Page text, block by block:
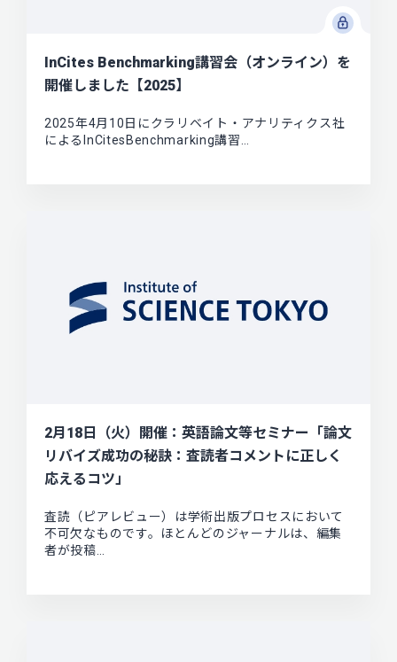
InCites Benchmarking講習会（オンライン）を
開催しました【2025】
2025年4月10日にクラリベイト・アナリティクス社
によるInCitesBenchmarking講習…
2月18日（火）開催：英語論文等セミナー「論文
リバイズ成功の秘訣：査読者コメントに正しく
応えるコツ」
査読（ピアレビュー）は学術出版プロセスにおいて
不可欠なものです。ほとんどのジャーナルは、編集
者が投稿…